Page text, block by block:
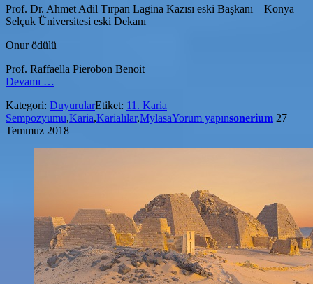
Prof. Dr. Ahmet Adil Tırpan Lagina Kazısı eski Başkanı – Konya
Selçuk Üniversitesi eski Dekanı
Onur ödülü
Prof. Raffaella Pierobon Benoit
Devamı
Karialılar
ve
Mylasa
…
Kategori: DuyurularEtiket: 11. Karia
Sempozyumu,Karia,Karialılar,MylasaYorum yapınsonerium 27
Temmuz 2018